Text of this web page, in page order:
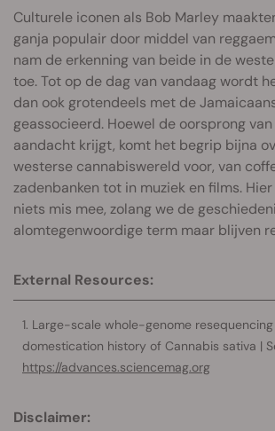
Culturele iconen als Bob Marley
ganja populair door middel van
nam de erkenning van beide in de
toe. Tot op de dag van vandaag wordt
dan ook grotendeels met de
geassocieerd. Hoewel de oorsprong
aandacht krijgt, komt het begrip bijna
westerse cannabiswereld voor, van
zadenbanken tot in muziek en films.
niets mis mee, zolang we de
alomtegenwoordige term maar blijven
External Resources:
Large-scale whole-genome
domestication history of Cannabis sativa |
https://advances.sciencemag.org
Disclaimer: